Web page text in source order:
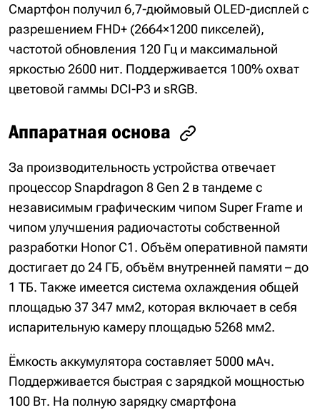
Смартфон получил 6,7-дюймовый OLED-дисплей с
разрешением FHD+ (2664×1200 пикселей),
частотой обновления 120 Гц и максимальной
яркостью 2600 нит. Поддерживается 100% охват
цветовой гаммы DCI-P3 и sRGB.
Аппаратная основа
За производительность устройства отвечает
процессор Snapdragon 8 Gen 2 в тандеме с
независимым графическим чипом Super Frame и
чипом улучшения радиочастоты собственной
разработки Honor C1. Объём оперативной памяти
достигает до 24 ГБ, объём внутренней памяти – до
1 ТБ. Также имеется система охлаждения общей
площадью 37 347 мм2, которая включает в себя
испарительную камеру площадью 5268 мм2.
Ёмкость аккумулятора составляет 5000 мАч.
Поддерживается быстрая с зарядкой мощностью
100 Вт. На полную зарядку смартфона